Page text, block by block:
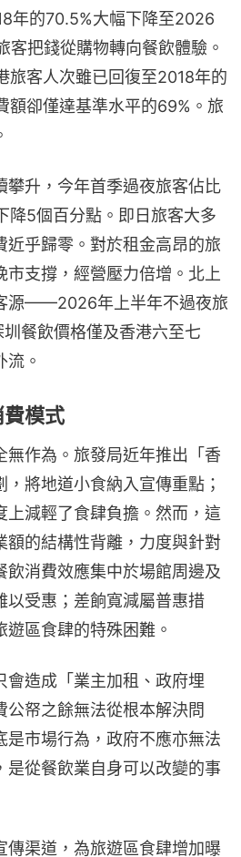
年的70.5%大幅下降至2026
把錢從購物轉向餐飲體驗。
客人次雖已回復至2018年的
額卻僅達基準水平的69%。旅
攀升，今年首季過夜旅客佔比
降5個百分點。即日旅客大多
近乎歸零。對於租金高昂的旅
市支撐，經營壓力倍增。北上
源——2026年上半年不過夜旅
餐飲價格僅及香港六至七
流。
模式
無作為。旅發局近年推出「香
將地道小食納入宣傳重點；
上減輕了食肆負擔。然而，這
額的結構性背離，力度與針對
飲消費效應集中於場館周邊及
以受惠；差餉寬減屬普惠措
區食肆的特殊困難。
會造成「業主加租、政府埋
公帑之餘無法從根本解決問
是市場行為，政府不應亦無法
是從餐飲業自身可以改變的事
傳渠道，為旅遊區食肆增加曝